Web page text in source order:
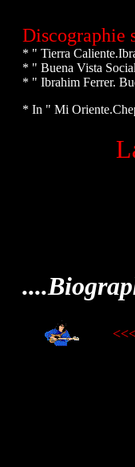
Discographie
* " Tierra
* " Buena Vista
* " Ibrahim Ferrer.
* In " Mi